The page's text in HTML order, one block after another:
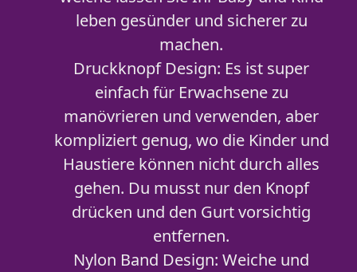
leben gesünder und sicherer zu
machen.
Druckknopf Design: Es ist super
einfach für Erwachsene zu
manövrieren und verwenden, aber
kompliziert genug, wo die Kinder und
Haustiere können nicht durch alles
gehen. Du musst nur den Knopf
drücken und den Gurt vorsichtig
entfernen.
Nylon Band Design: Weiche und